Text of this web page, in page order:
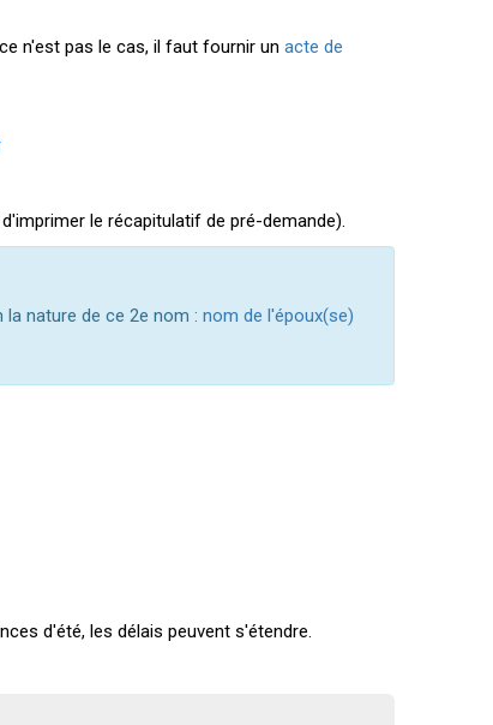
n'est pas le cas, il faut fournir unacte de
le récapitulatif de pré-demande).
la nature de ce 2e nom :nom de l'époux(se)
d'été, les délais peuvent s'étendre.